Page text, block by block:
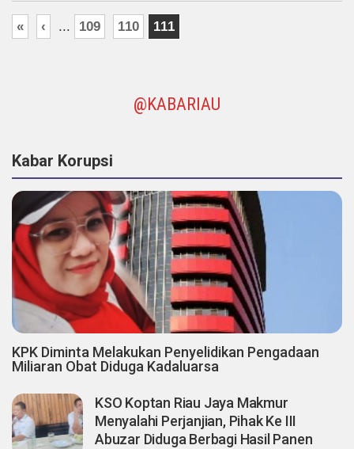
« ‹ ... 109 110 111
@KABARIAU
Kabar Korupsi
KPK Diminta Melakukan Penyelidikan Pengadaan
Miliaran Obat Diduga Kadaluarsa
KSO Koptan Riau Jaya Makmur
Menyalahi Perjanjian, Pihak Ke III
Abuzar Diduga Berbagi Hasil Panen